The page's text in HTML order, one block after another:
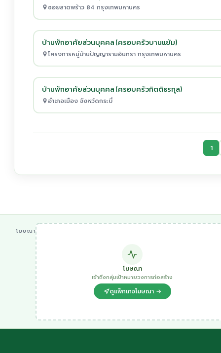
ซอยลาดพร้าว 84 กรุงเทพมหานคร
บ้านพักอาศัยส่วนบุคคล (ครอบครัวบานแย้ม)
โครงการหมู่บ้านปัญญารามอินทรา กรุงเทพมหานคร
บ้านพักอาศัยส่วนบุคคล (ครอบครัวกิตติธรกุล)
อำเภอเมือง จังหวัดกระบี่
1
โฆษณา
โฆษณา
เข้าถึงกลุ่มเป้าหมายวงการก่อสร้าง
ดูแพ็กเกจโฆษณา →